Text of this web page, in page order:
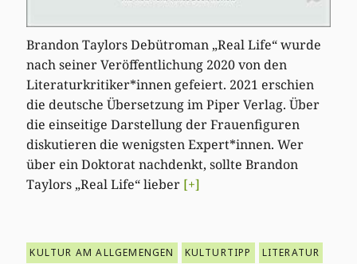
Brandon Taylors Debütroman „Real Life“ wurde
nach seiner Veröffentlichung 2020 von den
Literaturkritiker*innen gefeiert. 2021 erschien
die deutsche Übersetzung im Piper Verlag. Über
die einseitige Darstellung der Frauenfiguren
diskutieren die wenigsten Expert*innen. Wer
über ein Doktorat nachdenkt, sollte Brandon
Taylors „Real Life“ lieber [+]
KULTUR AM ALLGEMENGEN KULTURTIPP LITERATUR